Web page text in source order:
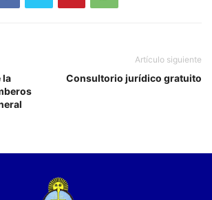
la
Artículo siguiente
Consultorio jurídico gratuito